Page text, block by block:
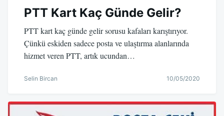
PTT Kart Kaç Günde Gelir?
PTT kart kaç günde gelir sorusu kafaları karıştırıyor.
Çünkü eskiden sadece posta ve ulaştırma alanlarında
hizmet veren PTT, artık ucundan…
Selin Bircan 10/05/2020